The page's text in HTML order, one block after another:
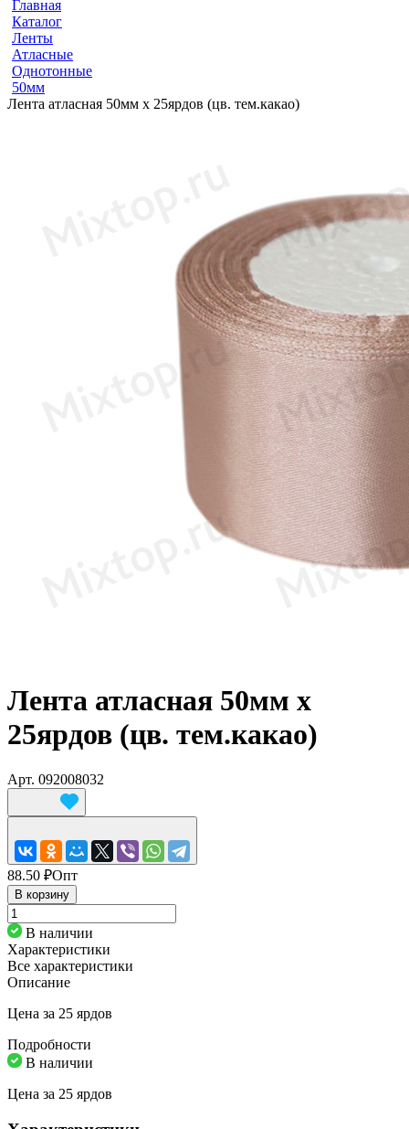
Главная
Каталог
Ленты
Атласные
Однотонные
50мм
Лента атласная 50мм х 25ярдов (цв. тем.какао)
Лента атласная 50мм х
25ярдов (цв. тем.какао)
Арт. 092008032
88.50 ₽Опт
В корзину
В наличии
Характеристики
Все характеристики
Описание
Цена за 25 ярдов
Подробности
В наличии
Цена за 25 ярдов